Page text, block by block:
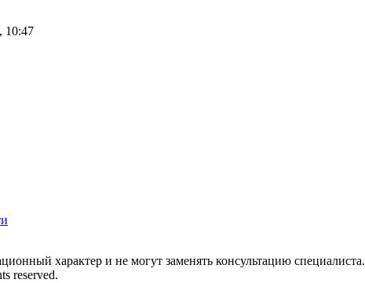
10:47
характер и не могут заменять консультацию специалиста.
reserved.